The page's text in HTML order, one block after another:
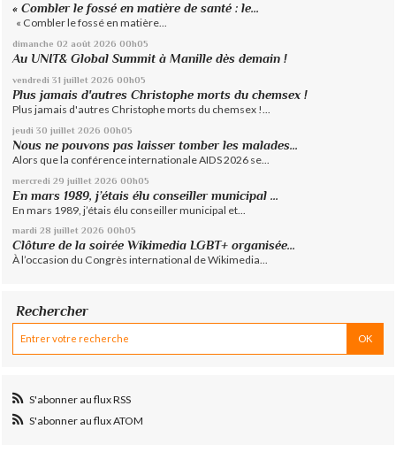
« Combler le fossé en matière de santé : le...
« Combler le fossé en matière...
dimanche 02 août 2026 00h05
Au UNIT& Global Summit à Manille dès demain !
vendredi 31 juillet 2026 00h05
Plus jamais d'autres Christophe morts du chemsex !
Plus jamais d'autres Christophe morts du chemsex !...
jeudi 30 juillet 2026 00h05
Nous ne pouvons pas laisser tomber les malades...
Alors que la conférence internationale AIDS 2026 se...
mercredi 29 juillet 2026 00h05
En mars 1989, j’étais élu conseiller municipal ...
En mars 1989, j’étais élu conseiller municipal et...
mardi 28 juillet 2026 00h05
Clôture de la soirée Wikimedia LGBT+ organisée...
À l’occasion du Congrès international de Wikimedia...
Rechercher
S'abonner au flux RSS
S'abonner au flux ATOM